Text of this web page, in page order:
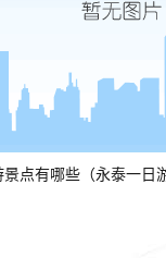
点有哪些（永泰一日